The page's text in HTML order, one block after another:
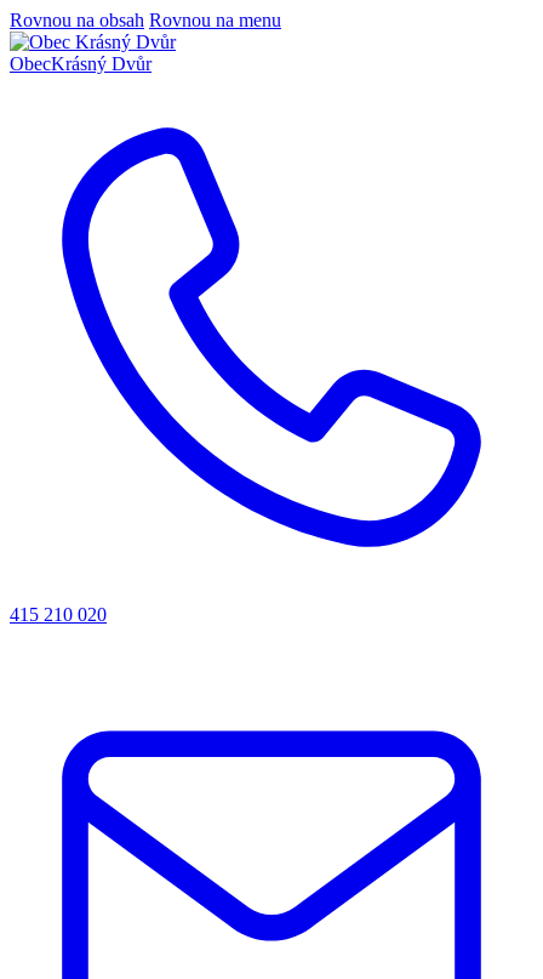
Rovnou na obsah Rovnou na menu
ObecKrásný Dvůr
415 210 020